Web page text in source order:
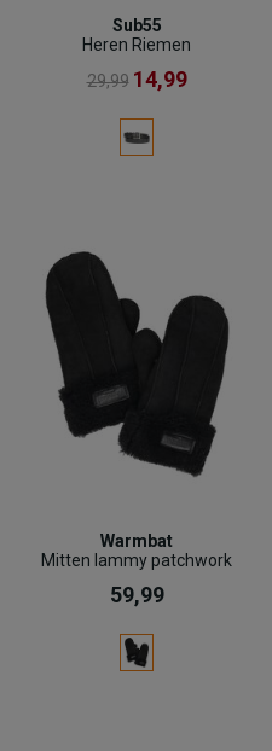
Sub55
Heren Riemen
29,99 14,99
Warmbat
Mitten lammy patchwork
59,99